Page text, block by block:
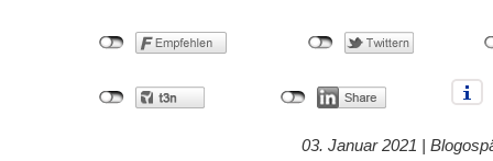
03. Januar 2021 |